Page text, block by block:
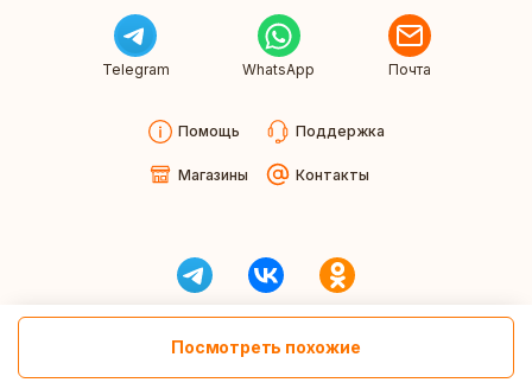
Посмотреть похожие
Telegram WhatsApp Почта
Помощь Поддержка
Магазины Контакты